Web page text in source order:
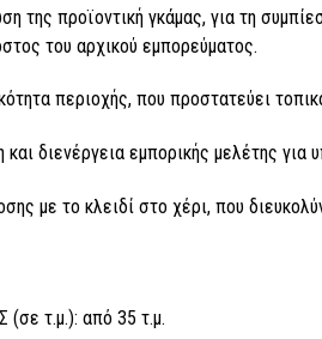
της προϊοντική γκάμας, για τη
του αρχικού εμπορεύματος.
περιοχής, που προστατεύει
και διενέργεια εμπορικής μελέτης για
με το κλειδί στο χέρι, που
τ.μ.): από 35 τ.μ.